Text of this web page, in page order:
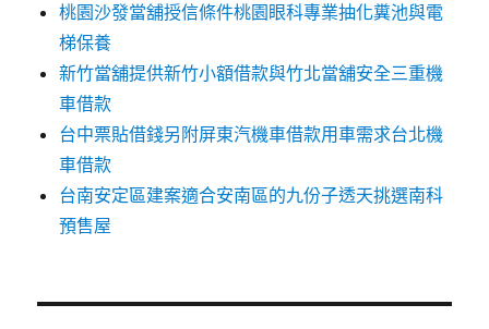
桃園沙發當舖授信條件桃園眼科專業抽化糞池與電
梯保養
新竹當舖提供新竹小額借款與竹北當舖安全三重機
車借款
台中票貼借錢另附屏東汽機車借款用車需求台北機
車借款
台南安定區建案適合安南區的九份子透天挑選南科
預售屋